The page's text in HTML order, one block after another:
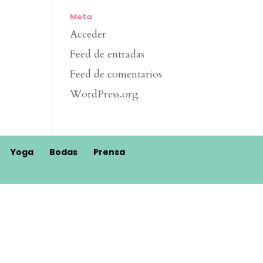
Meta
Acceder
Feed de entradas
Feed de comentarios
WordPress.org
Yoga Bodas
Prensa